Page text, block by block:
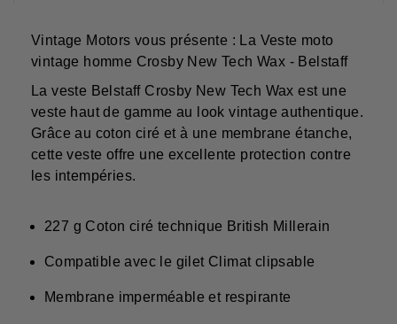
Vintage Motors vous présente : La Veste moto
vintage homme Crosby New Tech Wax - Belstaff
La veste Belstaff Crosby New Tech Wax est une
veste haut de gamme au look vintage authentique.
Grâce au coton ciré et à une membrane étanche,
cette veste offre une excellente protection contre
les intempéries.
227 g Coton ciré technique British Millerain
Compatible avec le gilet Climat clipsable
Membrane imperméable et respirante